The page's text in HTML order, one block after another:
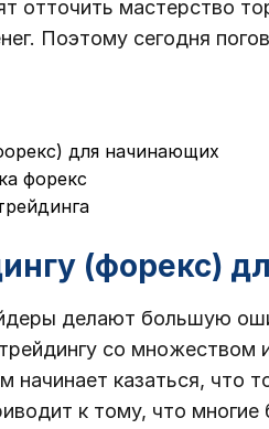
отточить мастерство
Поэтому сегодня
для начинающих
форекс
(форекс)
делают большую
со множеством
начинает казаться, что
к тому, что